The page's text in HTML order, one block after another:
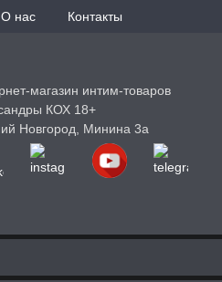
О нас Контакты
магазин интим-товаров
КОХ 18+
Новгород, Минина 3а